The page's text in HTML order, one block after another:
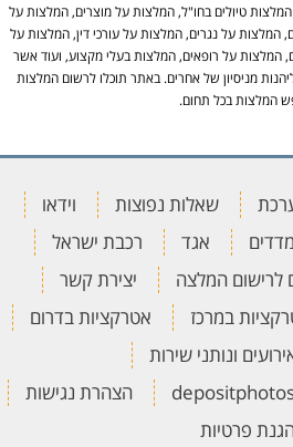
טיולים בחו"ל, המלצות על מוצרים, המלצות על
המלצות על נגרים, המלצות על עורכי דין, המלצות על
המלצות על רופאים, המלצות בעלי מקצוע, ועוד אשר
מניסיון של אחרים. באתר תוכלו לרשום המלצות
המלצות בכל תחום.
שאלות נפוצות
וידאו
מדדים אגד
רכבת ישראל
לרישום המלצה
יצירת קשר
במרכז
אטרקציות בדרום
ונותני שירות
הצהרת נגישות
פרטיות